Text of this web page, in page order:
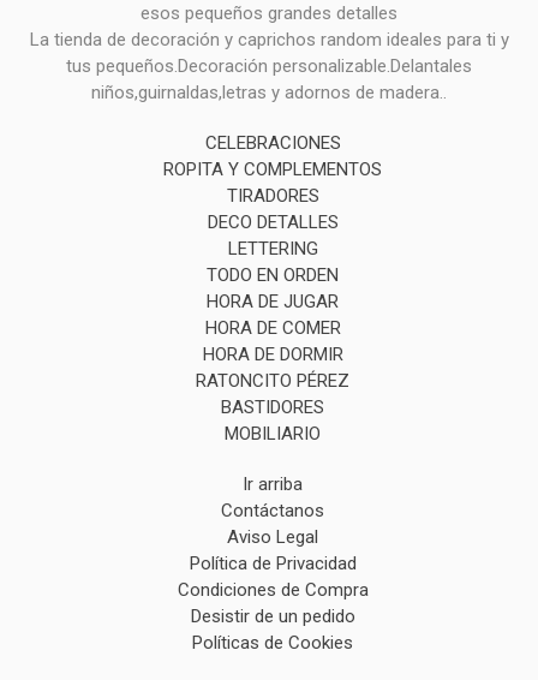
esos pequeños grandes detalles
La tienda de decoración y caprichos random ideales para ti y
tus pequeños.Decoración personalizable.Delantales
niños,guirnaldas,letras y adornos de madera..
CELEBRACIONES
ROPITA Y COMPLEMENTOS
TIRADORES
DECO DETALLES
LETTERING
TODO EN ORDEN
HORA DE JUGAR
HORA DE COMER
HORA DE DORMIR
RATONCITO PÉREZ
BASTIDORES
MOBILIARIO
Ir arriba
Contáctanos
Aviso Legal
Política de Privacidad
Condiciones de Compra
Desistir de un pedido
Políticas de Cookies